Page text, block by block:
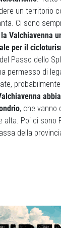
un territorio
Ci sono
Valchiavenna
per il
Passo dello
permesso di
, che vanno
alta. Poi ci sono
della